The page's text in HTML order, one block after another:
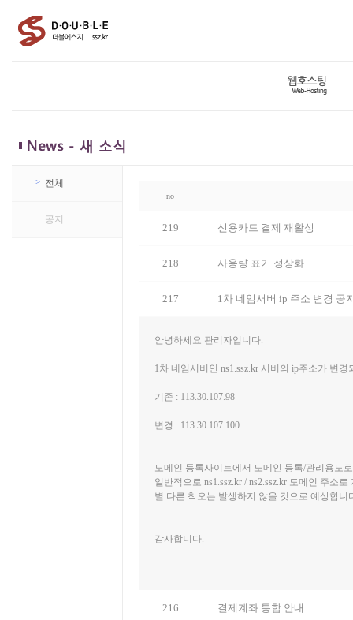
> 전체
공지
no
219 신용카드 결제 재활성
218 사용량 표기 정상화
217 1차 네임서버 ip 주소 변경 공
안녕하세요 관리자입니다.
1차 네임서버인 ns1.ssz.kr 서버의 ip주소가 변경
기존 : 113.30.107.98
변경 : 113.30.107.100
도메인 등록사이트에서 도메인 등록/관리용도
일반적으로 ns1.ssz.kr / ns2.ssz.kr 도메인 주소
별 다른 착오는 발생하지 않을 것으로 예상합니
감사합니다.
216 결제계좌 통합 안내